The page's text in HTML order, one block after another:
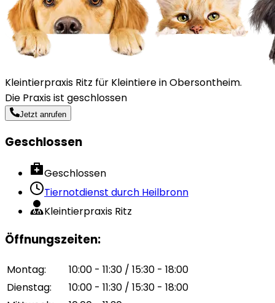
Kleintierpraxis Ritz für Kleintiere in Obersontheim.
Die Praxis ist geschlossen
Jetzt anrufen
Geschlossen
Geschlossen
Tiernotdienst durch Heilbronn
Kleintierpraxis Ritz
Öffnungszeiten:
Montag:
10:00 - 11:30 / 15:30 - 18:00
Dienstag:
10:00 - 11:30 / 15:30 - 18:00